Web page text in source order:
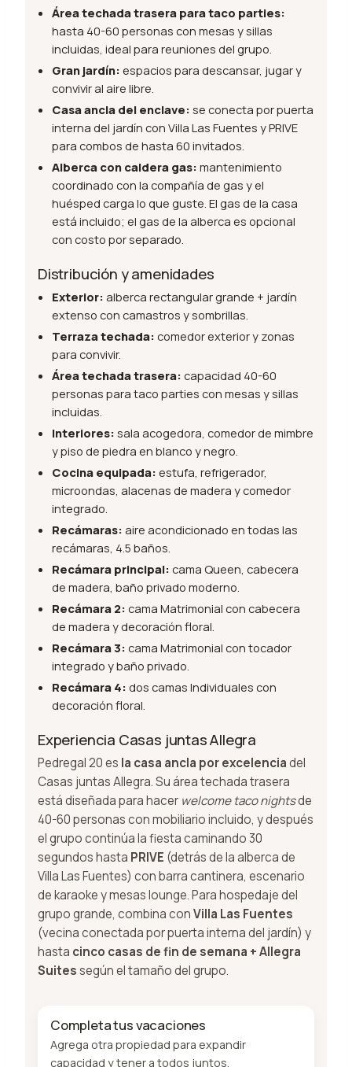
Área techada trasera para taco parties:
hasta 40-60 personas con mesas y sillas
incluidas, ideal para reuniones del grupo.
Gran jardín: espacios para descansar, jugar y
convivir al aire libre.
Casa ancla del enclave: se conecta por puerta
interna del jardín con Villa Las Fuentes y PRIVE
para combos de hasta 60 invitados.
Alberca con caldera gas: mantenimiento
coordinado con la compañía de gas y el
huésped carga lo que guste. El gas de la casa
está incluido; el gas de la alberca es opcional
con costo por separado.
Distribución y amenidades
Exterior: alberca rectangular grande + jardín
extenso con camastros y sombrillas.
Terraza techada: comedor exterior y zonas
para convivir.
Área techada trasera: capacidad 40-60
personas para taco parties con mesas y sillas
incluidas.
Interiores: sala acogedora, comedor de mimbre
y piso de piedra en blanco y negro.
Cocina equipada: estufa, refrigerador,
microondas, alacenas de madera y comedor
integrado.
Recámaras: aire acondicionado en todas las
recámaras, 4.5 baños.
Recámara principal: cama Queen, cabecera
de madera, baño privado moderno.
Recámara 2: cama Matrimonial con cabecera
de madera y decoración floral.
Recámara 3: cama Matrimonial con tocador
integrado y baño privado.
Recámara 4: dos camas Individuales con
decoración floral.
Experiencia Casas juntas Allegra
Pedregal 20 es la casa ancla por excelenciadel
Casas juntas Allegra. Su área techada trasera
está diseñada para hacer welcome taco nightsde
40-60 personas con mobiliario incluido, y después
el grupo continúa la fiesta caminando 30
segundos hasta PRIVE (detrás de la alberca de
Villa Las Fuentes) con barra cantinera, escenario
de karaoke y mesas lounge. Para hospedaje del
grupo grande, combina conVilla Las Fuentes
(vecina conectada por puerta interna del jardín) y
hasta cinco casas de fin de semana + Allegra
Suitessegún el tamaño del grupo.
Completa tus vacaciones
Agrega otra propiedad para expandir
capacidad y tener a todos juntos.